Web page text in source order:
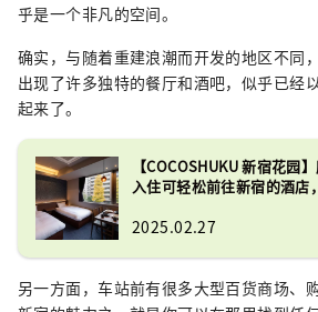
乎是一个非凡的空间。
确实，与随着重建浪潮而开发的地区不同
出现了许多独特的餐厅和酒吧，似乎已经
起来了。
【COCOSHUKU 新宿花园
入住可轻松前往新宿的酒店
2025.02.27
另一方面，车站前有很多大型百货商场、